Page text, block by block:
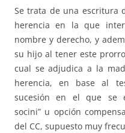
Se trata de una escritura
herencia en la que
nombre y derecho, y
su hijo al tener este
cual se adjudica a la
herencia, en base al
sucesión en el que se
socini” u opción
del CC, supuesto muy